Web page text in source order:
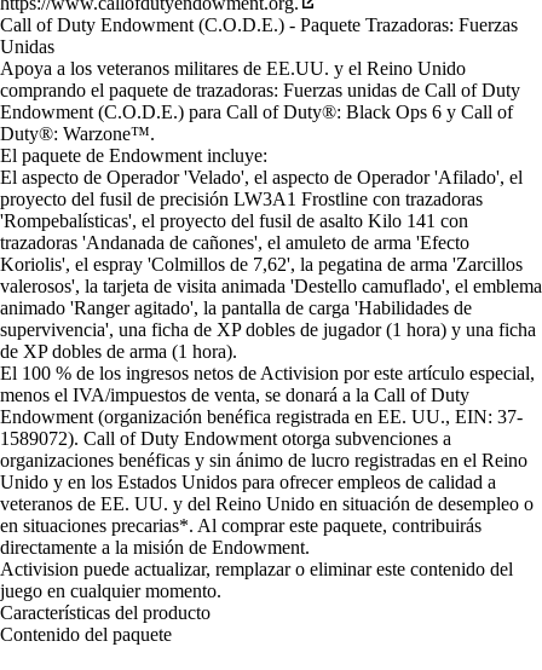
Call of Duty Endowment (C.O.D.E.) - Paquete Trazadoras: Fuerzas
Unidas
Apoya a los veteranos militares de EE.UU. y el Reino Unido
comprando el paquete de trazadoras: Fuerzas unidas de Call of Duty
Endowment (C.O.D.E.) para Call of Duty®: Black Ops 6 y Call of
Duty®: Warzone™.
El paquete de Endowment incluye:
El aspecto de Operador 'Velado', el aspecto de Operador 'Afilado', el
proyecto del fusil de precisión LW3A1 Frostline con trazadoras
'Rompebalísticas', el proyecto del fusil de asalto Kilo 141 con
trazadoras 'Andanada de cañones', el amuleto de arma 'Efecto
Koriolis', el espray 'Colmillos de 7,62', la pegatina de arma 'Zarcillos
valerosos', la tarjeta de visita animada 'Destello camuflado', el emblema
animado 'Ranger agitado', la pantalla de carga 'Habilidades de
supervivencia', una ficha de XP dobles de jugador (1 hora) y una ficha
de XP dobles de arma (1 hora).
El 100 % de los ingresos netos de Activision por este artículo especial,
menos el IVA/impuestos de venta, se donará a la Call of Duty
Endowment (organización benéfica registrada en EE. UU., EIN: 37-
1589072). Call of Duty Endowment otorga subvenciones a
organizaciones benéficas y sin ánimo de lucro registradas en el Reino
Unido y en los Estados Unidos para ofrecer empleos de calidad a
veteranos de EE. UU. y del Reino Unido en situación de desempleo o
en situaciones precarias*. Al comprar este paquete, contribuirás
directamente a la misión de Endowment.
Activision puede actualizar, remplazar o eliminar este contenido del
juego en cualquier momento.
Características del producto
Contenido del paquete